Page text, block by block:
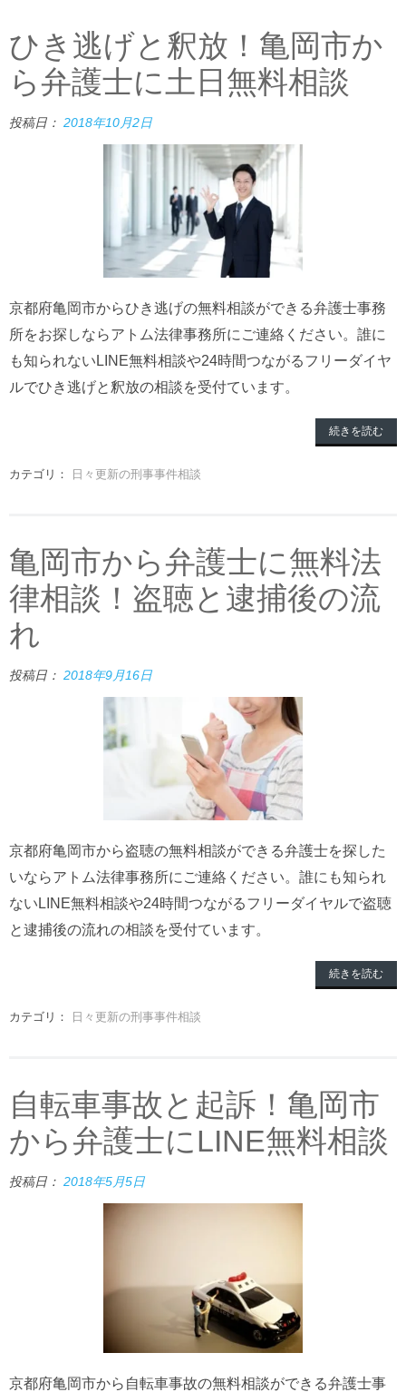
ひき逃げと釈放！亀岡市か
ら弁護士に土日無料相談
投稿日： 2018年10月2日
京都府亀岡市からひき逃げの無料相談ができる弁護士事務
所をお探しならアトム法律事務所にご連絡ください。誰に
も知られないLINE無料相談や24時間つながるフリーダイヤ
ルでひき逃げと釈放の相談を受付ています。
続きを読む
カテゴリ： 日々更新の刑事事件相談
亀岡市から弁護士に無料法
律相談！盗聴と逮捕後の流
れ
投稿日： 2018年9月16日
京都府亀岡市から盗聴の無料相談ができる弁護士を探した
いならアトム法律事務所にご連絡ください。誰にも知られ
ないLINE無料相談や24時間つながるフリーダイヤルで盗聴
と逮捕後の流れの相談を受付ています。
続きを読む
カテゴリ： 日々更新の刑事事件相談
自転車事故と起訴！亀岡市
から弁護士にLINE無料相談
投稿日： 2018年5月5日
京都府亀岡市から自転車事故の無料相談ができる弁護士事